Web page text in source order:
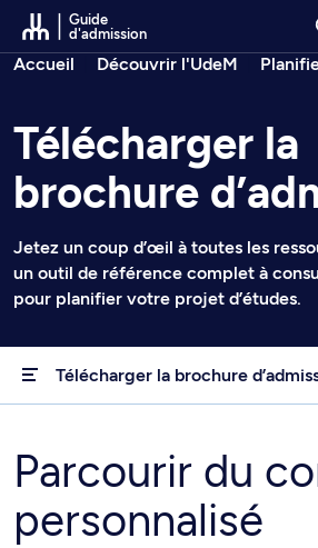
Passer au contenu
Guide
d'admission
Fil d’arianne
Accueil Découvrir l'UdeM
Télécharger la
brochure
Jetez un coup d’œil à toutes les
un outil de référence complet à
pour planifier votre projet d’études.
Télécharger la brochure
Parcourir du
personnalisé